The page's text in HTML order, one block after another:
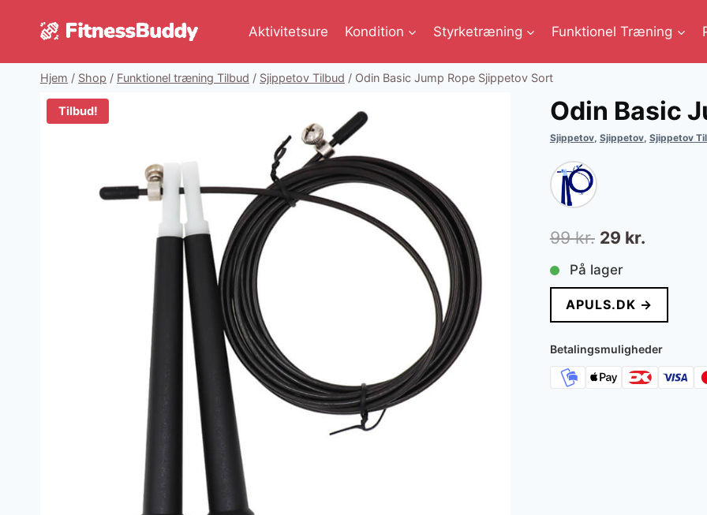
Aktivitetsure Kondition Styrketræning Funktionel Træning
Hjem / Shop / Funktionel træning Tilbud / Sjippetov Tilbud / Odin Basic Jump Rope Sjippetov Sort
Tilbud! Odin Basic
Sjippetov, Sjippetov, Sjippetov
99kr. Den
oprindelige
pris
var:
99 kr..
29 kr.Den
pris
er:
29 kr..
På lager
APULS.DK →
Betalingsmuligheder